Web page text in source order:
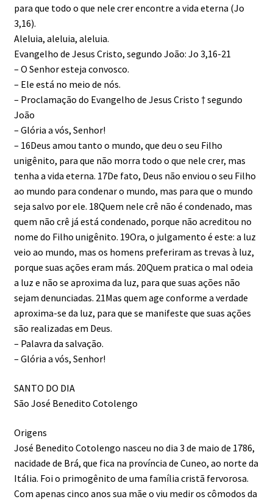
para que todo o que nele crer encontre a vida eterna (Jo
3,16).
Aleluia, aleluia, aleluia.
Evangelho de Jesus Cristo, segundo João: Jo 3,16-21
– O Senhor esteja convosco.
– Ele está no meio de nós.
– Proclamação do Evangelho de Jesus Cristo † segundo
João
– Glória a vós, Senhor!
– 16Deus amou tanto o mundo, que deu o seu Filho
unigênito, para que não morra todo o que nele crer, mas
tenha a vida eterna. 17De fato, Deus não enviou o seu Filho
ao mundo para condenar o mundo, mas para que o mundo
seja salvo por ele. 18Quem nele crê não é condenado, mas
quem não crê já está condenado, porque não acreditou no
nome do Filho unigênito. 19Ora, o julgamento é este: a luz
veio ao mundo, mas os homens preferiram as trevas à luz,
porque suas ações eram más. 20Quem pratica o mal odeia
a luz e não se aproxima da luz, para que suas ações não
sejam denunciadas. 21Mas quem age conforme a verdade
aproxima-se da luz, para que se manifeste que suas ações
são realizadas em Deus.
– Palavra da salvação.
– Glória a vós, Senhor!
SANTO DO DIA
São José Benedito Cotolengo
Origens
José Benedito Cotolengo nasceu no dia 3 de maio de 1786,
nacidade de Brá, que fica na província de Cuneo, ao norte da
Itália. Foi o primogênito de uma família cristã fervorosa.
Com apenas cinco anos sua mãe o viu medir os cômodos da